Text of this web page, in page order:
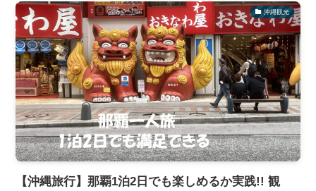
沖縄観光
【沖縄旅行】那覇1泊2日でも楽しめるか実践!! 観